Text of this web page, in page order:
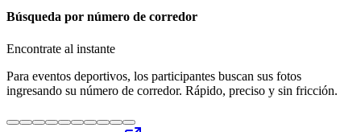
Búsqueda por número de corredor
Encontrate al instante
Para eventos deportivos, los participantes buscan sus fotos
ingresando su número de corredor. Rápido, preciso y sin fricción.